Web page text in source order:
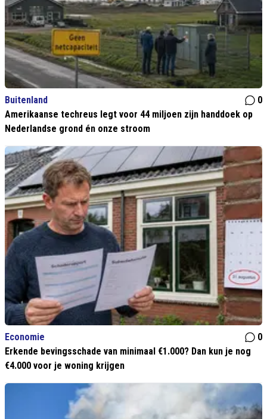
Buitenland
0
Amerikaanse techreus legt voor 44 miljoen zijn handdoek op
Nederlandse grond én onze stroom
Economie
0
Erkende bevingsschade van minimaal €1.000? Dan kun je nog
€4.000 voor je woning krijgen